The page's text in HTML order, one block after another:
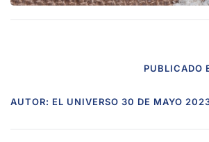
PUBLICADO
AUTOR: EL UNIVERSO 30 DE MAYO